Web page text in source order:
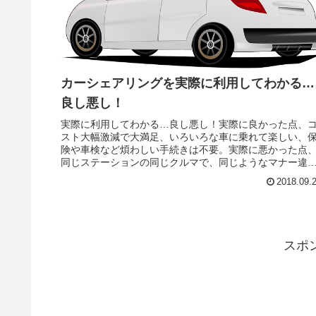
カーシェアリングを実際に利用してわかる…
良し悪し！
実際に利用してわかる…良し悪し！実際に良かった点、コ
スト大幅激減で大満足、いろいろな車に乗れて楽しい、保
険や車検など煩わしい手続きは不要。実際に悪かった点、
同じステーションの同じクルマで、同じようなマナー違反
スポ